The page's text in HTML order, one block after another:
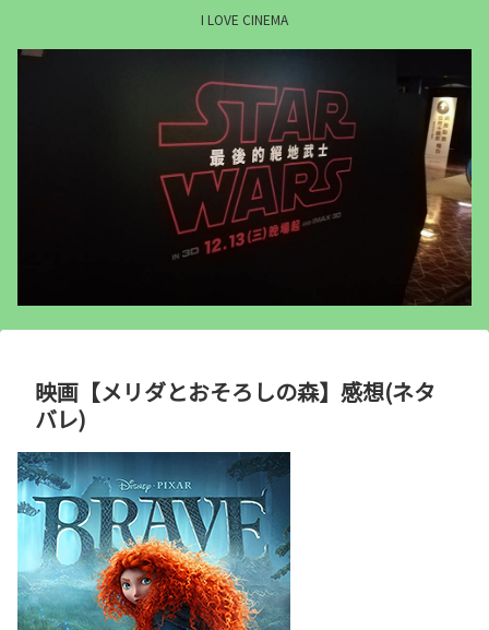
I LOVE CINEMA
映画【メリダとおそろしの森】感想(ネタ
バレ)